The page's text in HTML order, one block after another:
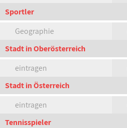
Sportler
Geographie
Stadt in Oberösterreich
eintragen
Stadt in Österreich
eintragen
Tennisspieler